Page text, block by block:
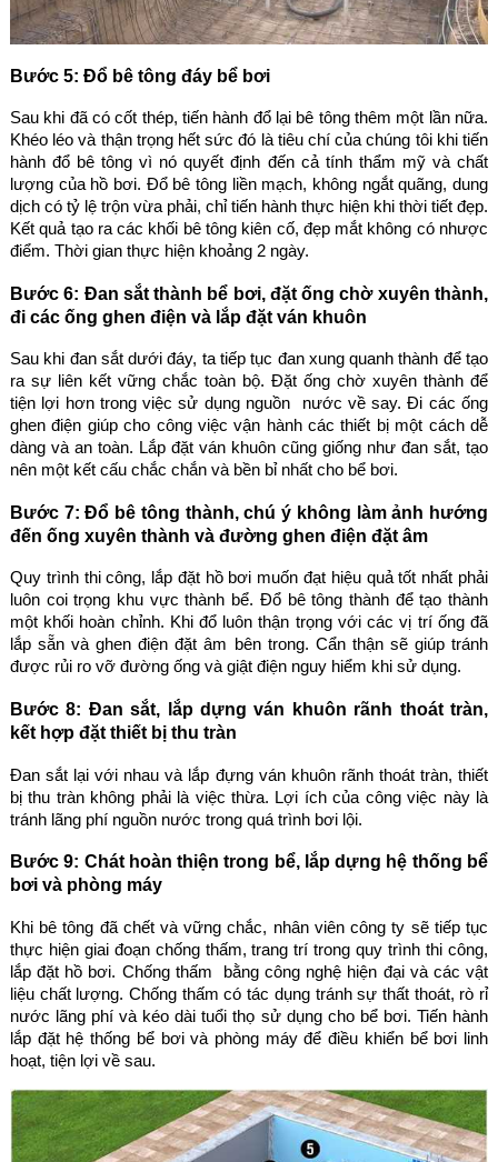
Bước 5: Đổ bê tông đáy bể bơi
Sau khi đã có cốt thép, tiến hành đổ lại bê tông thêm một lần nữa.
Khéo léo và thận trọng hết sức đó là tiêu chí của chúng tôi khi tiến
hành đổ bê tông vì nó quyết định đến cả tính thẩm mỹ và chất
lượng của hồ bơi. Đổ bê tông liền mạch, không ngắt quãng, dung
dịch có tỷ lệ trộn vừa phải, chỉ tiến hành thực hiện khi thời tiết đẹp.
Kết quả tạo ra các khối bê tông kiên cố, đẹp mắt không có nhược
điểm. Thời gian thực hiện khoảng 2 ngày.
Bước 6: Đan sắt thành bể bơi, đặt ống chờ xuyên thành,
đi các ống ghen điện và lắp đặt ván khuôn
Sau khi đan sắt dưới đáy, ta tiếp tục đan xung quanh thành để tạo
ra sự liên kết vững chắc toàn bộ. Đặt ống chờ xuyên thành để
tiện lợi hơn trong việc sử dụng nguồn nước về say. Đi các ống
ghen điện giúp cho công việc vận hành các thiết bị một cách dễ
dàng và an toàn. Lắp đặt ván khuôn cũng giống như đan sắt, tạo
nên một kết cấu chắc chắn và bền bỉ nhất cho bể bơi.
Bước 7: Đổ bê tông thành, chú ý không làm ảnh hướng
đến ống xuyên thành và đường ghen điện đặt âm
Quy trình thi công, lắp đặt hồ bơi muốn đạt hiệu quả tốt nhất phải
luôn coi trọng khu vực thành bể. Đổ bê tông thành để tạo thành
một khối hoàn chỉnh. Khi đổ luôn thận trọng với các vị trí ống đã
lắp sẵn và ghen điện đặt âm bên trong. Cẩn thận sẽ giúp tránh
được rủi ro vỡ đường ống và giật điện nguy hiểm khi sử dụng.
Bước 8: Đan sắt, lắp dựng ván khuôn rãnh thoát tràn,
kết hợp đặt thiết bị thu tràn
Đan sắt lại với nhau và lắp đựng ván khuôn rãnh thoát tràn, thiết
bị thu tràn không phải là việc thừa. Lợi ích của công việc này là
tránh lãng phí nguồn nước trong quá trình bơi lội.
Bước 9: Chát hoàn thiện trong bể, lắp dựng hệ thống bể
bơi và phòng máy
Khi bê tông đã chết và vững chắc, nhân viên công ty sẽ tiếp tục
thực hiện giai đoạn chống thấm, trang trí trong quy trình thi công,
lắp đặt hồ bơi. Chống thấm bằng công nghệ hiện đại và các vật
liệu chất lượng. Chống thấm có tác dụng tránh sự thất thoát, rò rỉ
nước lãng phí và kéo dài tuổi thọ sử dụng cho bể bơi. Tiến hành
lắp đặt hệ thống bể bơi và phòng máy để điều khiển bể bơi linh
hoạt, tiện lợi về sau.